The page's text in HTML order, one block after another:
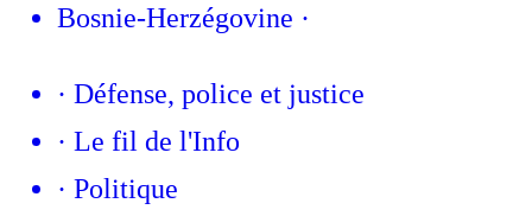
Bosnie-Herzégovine ·
· Défense, police et justice
· Le fil de l'Info
· Politique